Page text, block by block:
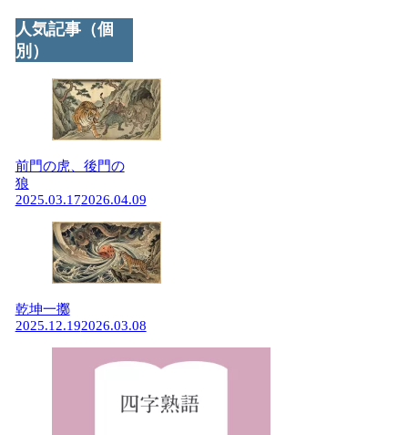
人気記事（個
別）
前門の虎、後門の
狼
2025.03.172026.04.09
乾坤一擲
2025.12.192026.03.08